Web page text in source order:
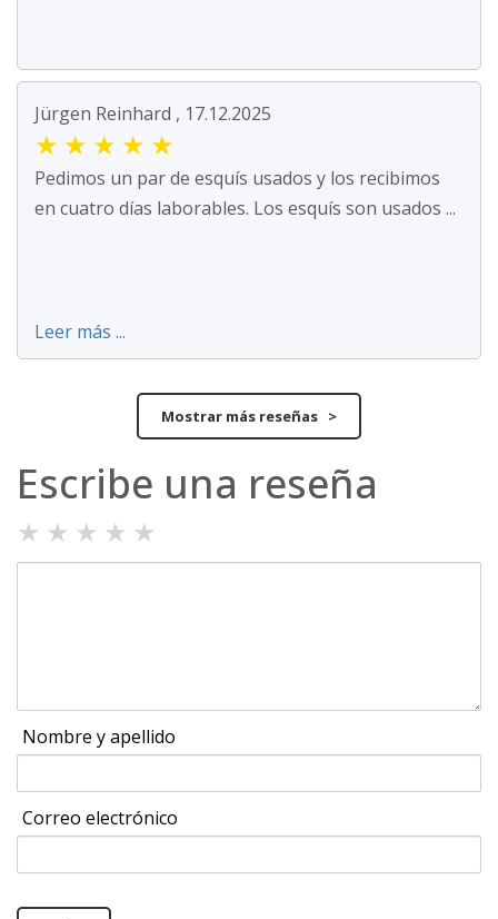
Jürgen Reinhard , 17.12.2025
★ ★ ★ ★ ★
Pedimos un par de esquís usados y los recibimos
en cuatro días laborables. Los esquís son usados ...
Leer más ...
Mostrar más reseñas >
Escribe una reseña
★ ★ ★ ★ ★
Nombre y apellido
Correo electrónico